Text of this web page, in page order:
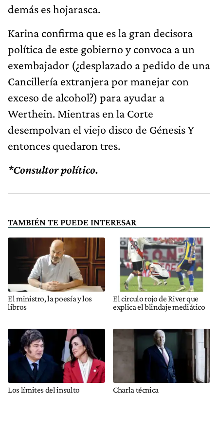
demás es hojarasca.
Karina confirma que es la gran decisora
política de este gobierno y convoca a un
exembajador (¿desplazado a pedido de una
Cancillería extranjera por manejar con
exceso de alcohol?) para ayudar a
Werthein. Mientras en la Corte
desempolvan el viejo disco de Génesis Y
entonces quedaron tres.
*Consultor político.
TAMBIÉN TE PUEDE INTERESAR
El ministro, la poesía y los
libros
El circulo rojo de River que
explica el blindaje mediático
Los límites del insulto Charla técnica